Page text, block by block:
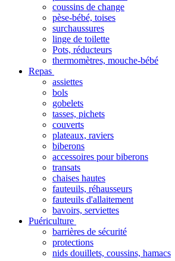
coussins de change
pèse-bébé, toises
surchaussures
linge de toilette
Pots, réducteurs
thermomètres, mouche-bébé
Repas
assiettes
bols
gobelets
tasses, pichets
couverts
plateaux, raviers
biberons
accessoires pour biberons
transats
chaises hautes
fauteuils, réhausseurs
fauteuils d'allaitement
bavoirs, serviettes
Puériculture
barrières de sécurité
protections
nids douillets, coussins, hamacs